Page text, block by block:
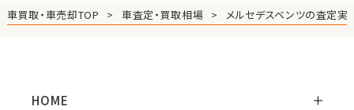
車買取・車売却TOP 車査定・買取相場 メルセデスベンツの査定実
HOME